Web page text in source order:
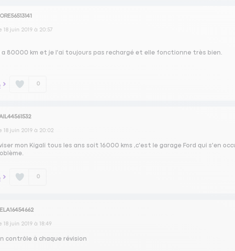
18 juin 2019 à 20:57
a 80000 km et je l'ai toujours pas rechargé et elle fonctionne très bien.
0
18 juin 2019 à 20:02
mon Kigali tous les ans soit 16000 kms ,c'est le garage Ford qui s'en
0
18 juin 2019 à 18:49
contrôle à chaque révision